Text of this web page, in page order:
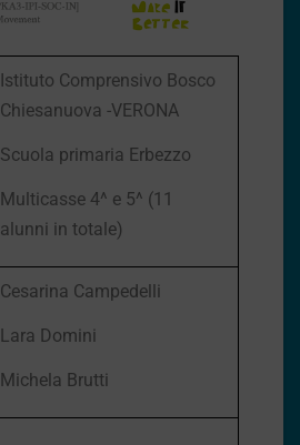
Istituto Comprensivo Bosco
Chiesanuova -VERONA
Scuola primaria Erbezzo
Multicasse 4^ e 5^ (11
alunni in totale)
Cesarina Campedelli
Lara Domini
Michela Brutti